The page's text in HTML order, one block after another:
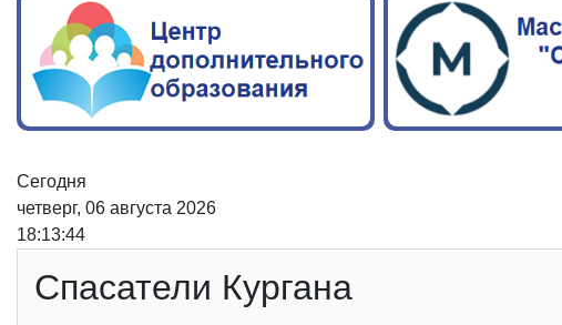
Сегодня
четверг, 06 августа 2026
18:13:45
Спасатели Кургана